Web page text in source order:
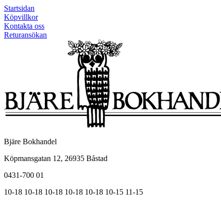
Startsidan
Köpvillkor
Kontakta oss
Returansökan
Bjäre Bokhandel
Köpmansgatan 12, 26935 Båstad
0431-700 01
10-18 10-18 10-18 10-18 10-18 10-15 11-15